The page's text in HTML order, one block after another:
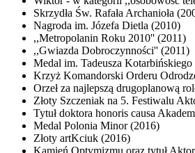
Skrzydła Św. Rafała Archanioła
Nagroda im. Józefa Dietla (2010)
,,Metropolanin Roku 2010'' (2011)
,,Gwiazda Dobroczynności'' (2011)
Medal im. Tadeusza Kotarbińskiego
Krzyż Komandorski Orderu
Orzeł za najlepszą drugoplanową
Złoty Szczeniak na 5. Festiwalu
Tytuł doktora honoris causa
Medal Polonia Minor (2016)
Złoty artKciuk (2016)